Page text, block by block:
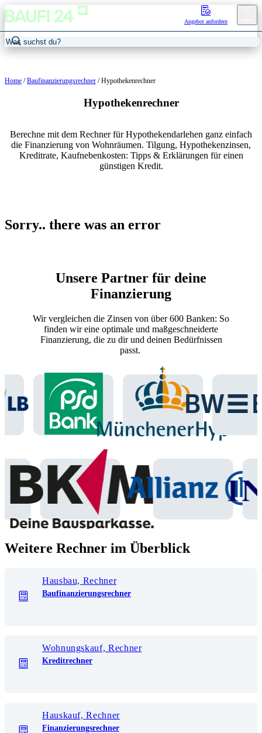
Angebot anfordern
Home /Baufinanzierungsrechner /Hypothekenrechner
Hypothekenrechner
Berechne mit dem Rechner für Hypothekendarlehen ganz einfach
die Finanzierung von Wohnräumen. Tilgung, Hypothekenzinsen,
Kreditrate, Kaufnebenkosten: Tipps & Erklärungen für einen
günstigen Kredit.
Sorry.. there was an error
Unsere Partner für deine
Finanzierung
Wir vergleichen die Zinsen von über 600 Banken: So
finden wir eine optimale und maßgeschneiderte
Finanzierung, die zu dir und deinen Bedürfnissen
passt.
Weitere Rechner im Überblick
Hausbau, Rechner
Baufinanzierungsrechner
Wohnungskauf, Rechner
Kreditrechner
Hauskauf, Rechner
Finanzierungsrechner